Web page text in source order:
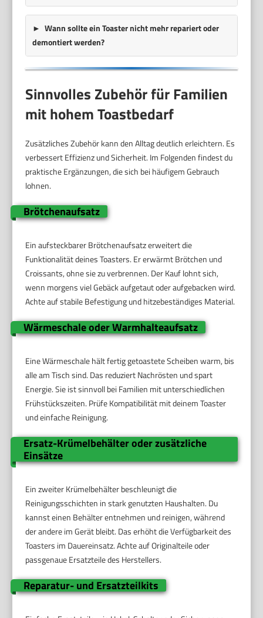
Wann sollte ein Toaster nicht mehr repariert oder
demontiert werden?
Sinnvolles Zubehör für Familien
mit hohem Toastbedarf
Zusätzliches Zubehör kann den Alltag deutlich erleichtern. Es
verbessert Effizienz und Sicherheit. Im Folgenden findest du
praktische Ergänzungen, die sich bei häufigem Gebrauch
lohnen.
Brötchenaufsatz
Ein aufsteckbarer Brötchenaufsatz erweitert die
Funktionalität deines Toasters. Er erwärmt Brötchen und
Croissants, ohne sie zu verbrennen. Der Kauf lohnt sich,
wenn morgens viel Gebäck aufgetaut oder aufgebacken wird.
Achte auf stabile Befestigung und hitzebeständiges Material.
Wärmeschale oder Warmhalteaufsatz
Eine Wärmeschale hält fertig getoastete Scheiben warm, bis
alle am Tisch sind. Das reduziert Nachrösten und spart
Energie. Sie ist sinnvoll bei Familien mit unterschiedlichen
Frühstückszeiten. Prüfe Kompatibilität mit deinem Toaster
und einfache Reinigung.
Ersatz-Krümelbehälter oder zusätzliche
Einsätze
Ein zweiter Krümelbehälter beschleunigt die
Reinigungsschichten in stark genutzten Haushalten. Du
kannst einen Behälter entnehmen und reinigen, während
der andere im Gerät bleibt. Das erhöht die Verfügbarkeit des
Toasters im Dauereinsatz. Achte auf Originalteile oder
passgenaue Ersatzteile des Herstellers.
Reparatur- und Ersatzteilkits